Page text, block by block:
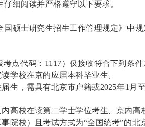
细阅读并严格遵守以下要求。
国硕士研究生招生工作管理规定》中
点代码： 1117）仅接收符合下列条件
学校在京的应届本科毕业生。
生，需具有北京市户籍或2025年1月
高校在读第二学士学位考生、京内高
院校）且考试方式为“全国统考”的北